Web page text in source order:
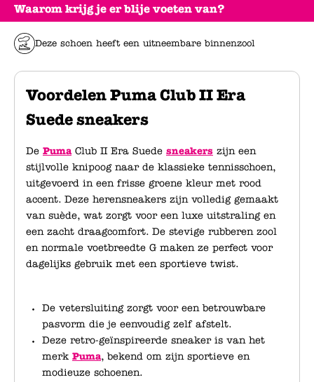
Waarom krijg je er blije voeten van?
Deze schoen heeft een uitneembare binnenzool
Voordelen Puma Club II Era
Suede sneakers
De PumaClub II Era Suede sneakers zijn een
stijlvolle knipoog naar de klassieke tennisschoen,
uitgevoerd in een frisse groene kleur met rood
accent. Deze herensneakers zijn volledig gemaakt
van suède, wat zorgt voor een luxe uitstraling en
een zacht draagcomfort. De stevige rubberen zool
en normale voetbreedte G maken ze perfect voor
dagelijks gebruik met een sportieve twist.
De vetersluiting zorgt voor een betrouwbare
pasvorm die je eenvoudig zelf afstelt.
Deze retro-geïnspireerde sneaker is van het
merk Puma, bekend om zijn sportieve en
modieuze schoenen.